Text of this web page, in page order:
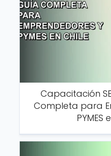
Capacitación
Completa para
PYMES